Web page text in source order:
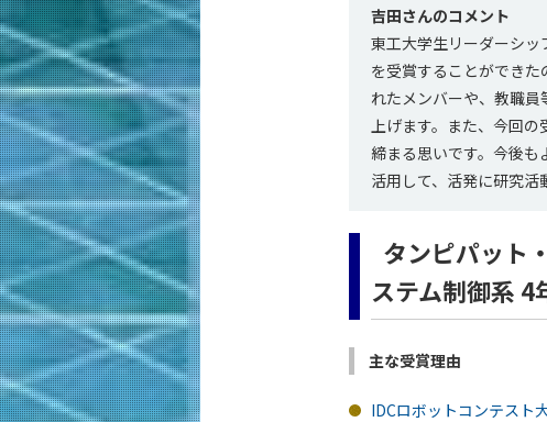
吉田さんのコメント
東工大学生リーダーシッ
を受賞することができ
れたメンバーや、教職
上げます。また、今回の
締まる思いです。今後
活用して、活発に研究活
タンピパット
ステム制御系 4
主な受賞理由
IDCロボットコンテスト